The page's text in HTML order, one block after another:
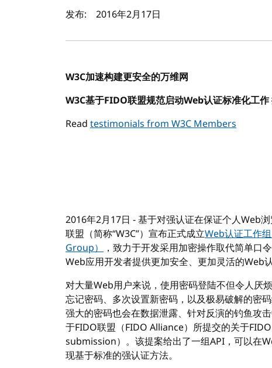
作者及发布日期
发布: 2016年2月17日
W3C加速构建更安全的万维网
W3C基于FIDO联盟规范启动Web认证标准化工
Read testimonials from W3C Members
2016年2月17日 - 基于对强认证在保证个人Web
联盟（简称“W3C”）宣布正式成立Web认证工作
Group） ，致力于开发采用加密操作取代简单口
Web应用开发者提供更加安全、更加灵活的Web认
对大量Web用户来说，使用密码登陆不但令人厌
忘记密码、多次设置新密码，以及极易破解的密
强大的密码也会在数据泄露、针对反演的钓鱼攻
于FIDO联盟（FIDO Alliance）所提交的关于
submission）。该提案给出了一组API，可以在
现基于标准的强认证方法。